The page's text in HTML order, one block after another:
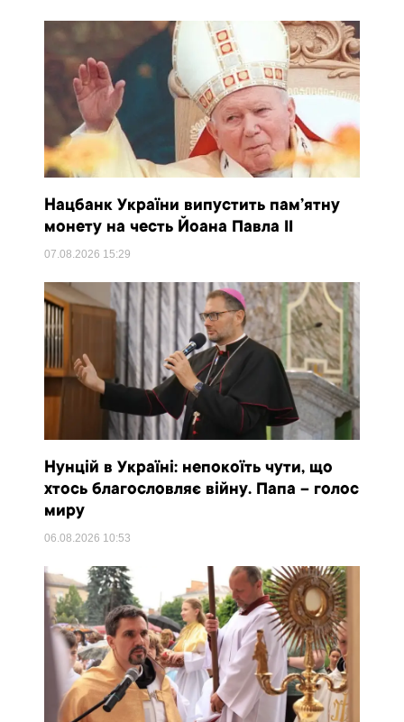
Нацбанк України випустить пам’ятну
монету на честь Йоана Павла II
07.08.2026 15:29
Нунцій в Україні: непокоїть чути, що
хтось благословляє війну. Папа – голос
миру
06.08.2026 10:53